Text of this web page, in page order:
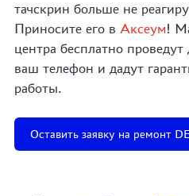
тачскрин больше не
Приносите его в Аксеум!
центра бесплатно
ваш телефон и дадут
работы.
Оставить заявку на ремонт